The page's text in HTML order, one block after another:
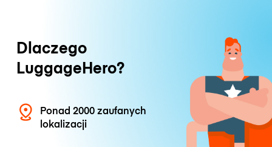
Dlaczego
LuggageHero?
Ponad 2000 zaufanych
lokalizacji